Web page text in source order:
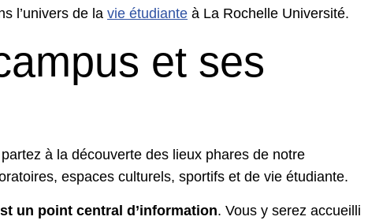
l’univers de la vie étudiante à La Rochelle Université.
et ses
à la découverte des lieux phares de notre
espaces culturels, sportifs et de vie étudiante.
un point central d’information. Vous y serez accueilli